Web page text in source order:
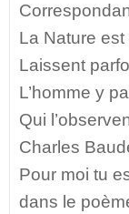
La Nature
Laissent
L’homme y
Qui
Charles
Pour moi tu
dans le